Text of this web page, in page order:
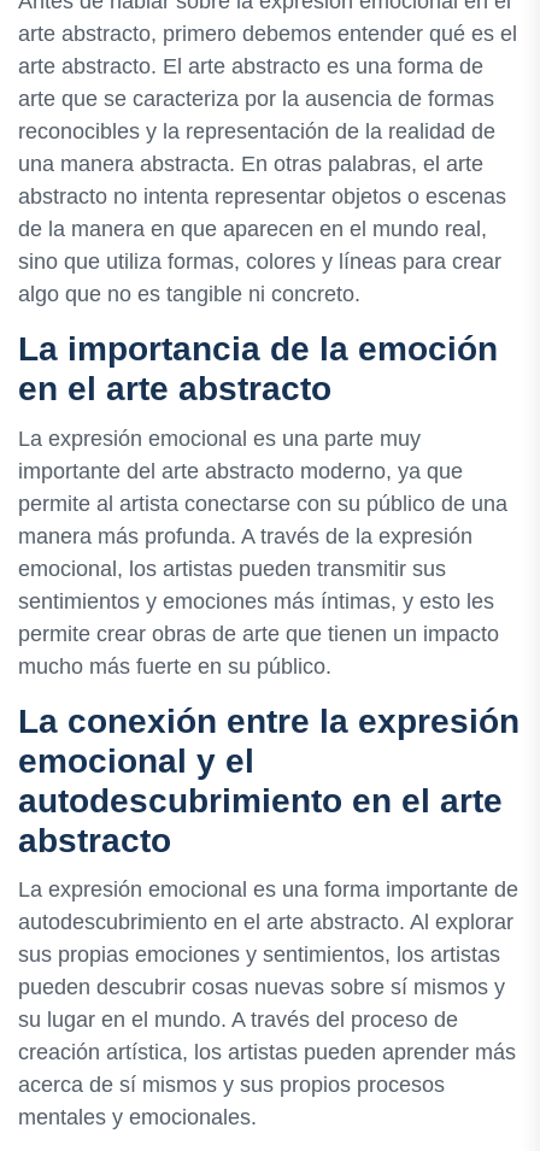
arte abstracto, primero debemos entender qué es el
arte abstracto. El arte abstracto es una forma de
arte que se caracteriza por la ausencia de formas
reconocibles y la representación de la realidad de
una manera abstracta. En otras palabras, el arte
abstracto no intenta representar objetos o escenas
de la manera en que aparecen en el mundo real,
sino que utiliza formas, colores y líneas para crear
algo que no es tangible ni concreto.
La importancia de la emoción
en el arte abstracto
La expresión emocional es una parte muy
importante del arte abstracto moderno, ya que
permite al artista conectarse con su público de una
manera más profunda. A través de la expresión
emocional, los artistas pueden transmitir sus
sentimientos y emociones más íntimas, y esto les
permite crear obras de arte que tienen un impacto
mucho más fuerte en su público.
La conexión entre la expresión
emocional y el
autodescubrimiento en el arte
abstracto
La expresión emocional es una forma importante de
autodescubrimiento en el arte abstracto. Al explorar
sus propias emociones y sentimientos, los artistas
pueden descubrir cosas nuevas sobre sí mismos y
su lugar en el mundo. A través del proceso de
creación artística, los artistas pueden aprender más
acerca de sí mismos y sus propios procesos
mentales y emocionales.